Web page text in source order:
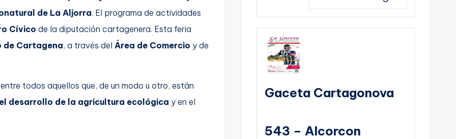
de La Aljorra. El programa de actividades
Cívico de la diputación cartagenera. Esta feria
de Cartagena, a través del Área de Comercio y de
entre todos aquellos que, de un modo u otro, están
desarrollo de la agricultura ecológica y en el
Gaceta Cartagonova
543 – Alcorcon